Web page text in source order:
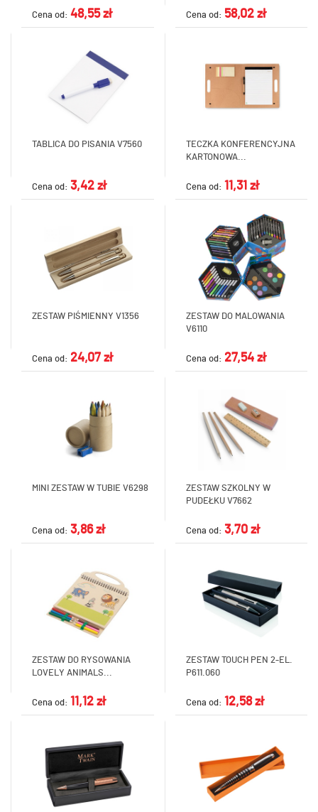
Cena od: 48,55 zł Cena od: 58,02 zł
TABLICA DO PISANIA V7560
Cena od: 3,42 zł
TECZKA KONFERENCYJNA
KARTONOWA...
Cena od: 11,31 zł
ZESTAW PIŚMIENNY V1356
Cena od: 24,07 zł
ZESTAW DO MALOWANIA
V6110
Cena od: 27,54 zł
MINI ZESTAW W TUBIE V6298
Cena od: 3,86 zł
ZESTAW SZKOLNY W
PUDEŁKU V7662
Cena od: 3,70 zł
ZESTAW DO RYSOWANIA
LOVELY ANIMALS...
Cena od: 11,12 zł
ZESTAW TOUCH PEN 2-EL.
P611.060
Cena od: 12,58 zł